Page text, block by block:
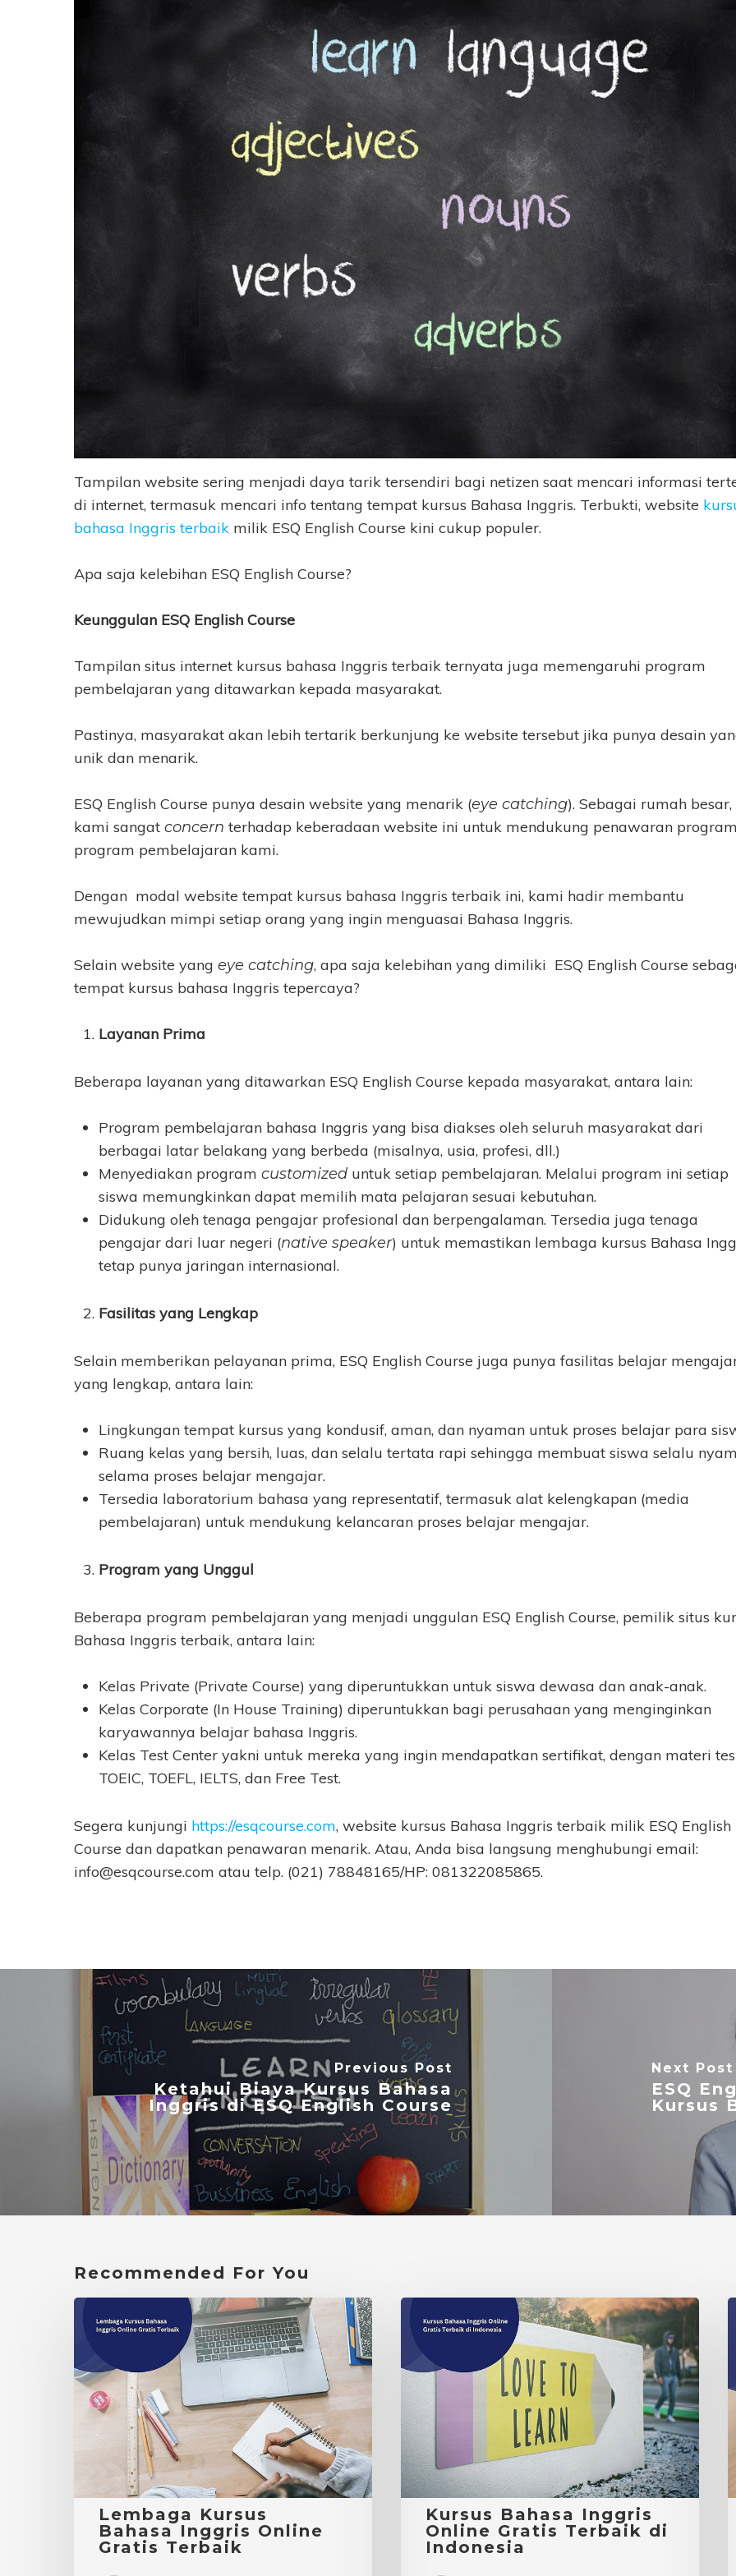
Tampilan website sering menjadi daya tarik tersendiri bagi netizen saat mencari informasi
di internet, termasuk mencari info tentang tempat kursus Bahasa Inggris. Terbukti, website
bahasa Inggris terbaik milik ESQ English Course kini cukup populer.
Apa saja kelebihan ESQ English Course?
Keunggulan ESQ English Course
Tampilan situs internet kursus bahasa Inggris terbaik ternyata juga memengaruhi program
pembelajaran yang ditawarkan kepada masyarakat.
Pastinya, masyarakat akan lebih tertarik berkunjung ke website tersebut jika punya desain
unik dan menarik.
ESQ English Course punya desain website yang menarik (eye catching). Sebagai rumah besar,
kami sangat concern terhadap keberadaan website ini untuk mendukung penawaran
program pembelajaran kami.
Dengan modal website tempat kursus bahasa Inggris terbaik ini, kami hadir membantu
mewujudkan mimpi setiap orang yang ingin menguasai Bahasa Inggris.
Selain website yang eye catching, apa saja kelebihan yang dimiliki ESQ English Course
tempat kursus bahasa Inggris tepercaya?
Layanan Prima
Beberapa layanan yang ditawarkan ESQ English Course kepada masyarakat, antara lain:
Program pembelajaran bahasa Inggris yang bisa diakses oleh seluruh masyarakat dari
berbagai latar belakang yang berbeda (misalnya, usia, profesi, dll.)
Menyediakan program customized untuk setiap pembelajaran. Melalui program ini setiap
siswa memungkinkan dapat memilih mata pelajaran sesuai kebutuhan.
Didukung oleh tenaga pengajar profesional dan berpengalaman. Tersedia juga tenaga
pengajar dari luar negeri (native speaker) untuk memastikan lembaga kursus Bahasa
tetap punya jaringan internasional.
Fasilitas yang Lengkap
Selain memberikan pelayanan prima, ESQ English Course juga punya fasilitas belajar
yang lengkap, antara lain:
Lingkungan tempat kursus yang kondusif, aman, dan nyaman untuk proses belajar para
Ruang kelas yang bersih, luas, dan selalu tertata rapi sehingga membuat siswa selalu
selama proses belajar mengajar.
Tersedia laboratorium bahasa yang representatif, termasuk alat kelengkapan (media
pembelajaran) untuk mendukung kelancaran proses belajar mengajar.
Program yang Unggul
Beberapa program pembelajaran yang menjadi unggulan ESQ English Course, pemilik situs
Bahasa Inggris terbaik, antara lain:
Kelas Private (Private Course) yang diperuntukkan untuk siswa dewasa dan anak-anak.
Kelas Corporate (In House Training) diperuntukkan bagi perusahaan yang menginginkan
karyawannya belajar bahasa Inggris.
Kelas Test Center yakni untuk mereka yang ingin mendapatkan sertifikat, dengan materi tes
TOEIC, TOEFL, IELTS, dan Free Test.
Segera kunjungi https://esqcourse.com, website kursus Bahasa Inggris terbaik milik ESQ English
Course dan dapatkan penawaran menarik. Atau, Anda bisa langsung menghubungi email:
info@esqcourse.com atau telp. (021) 78848165/HP: 081322085865.
Previous Post
Ketahui Biaya Kursus Bahasa
Inggris di ESQ English Course
Next Post
ESQ
Kursus
Recommended For You
Lembaga
Kursus
Bahasa
Inggris
Online
Gratis
Lembaga Kursus
Bahasa Inggris Online
Gratis Terbaik
Kursus
Bahasa
Inggris
Online
Gratis
Terbaik
di
Indonesia
Kursus Bahasa Inggris
Online Gratis Terbaik di
Indonesia